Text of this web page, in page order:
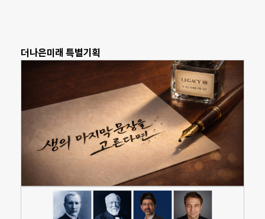
더나은미래 특별기획